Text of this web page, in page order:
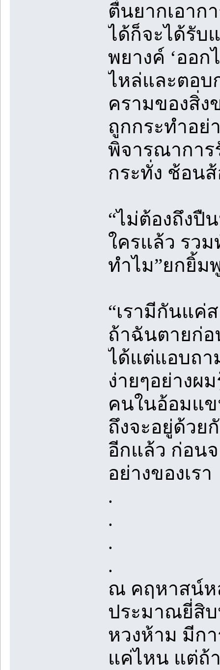
ตื่นยากเอาก
ได้ก็จะได้รับ
พยางค์ ‘ออ
ไหล่และตอบ
ครามของสิ่ง
ถูกกระทำอย่
พิจารณาการ
กระทั่ง ช้อน
“ไม่ต้องถึงปื
ใครแล้ว รว
ทำไม”ยกยิ้ม
“เรามีกันแค่
ถ้าฉันตายก่
ได้แต่แอบถา
ง่ายๆอย่างผ
คนในอ้อมแ
ถึงจะอยู่ด้วย
อีกแล้ว ก่อน
อย่างของเรา
.
.
.
.
ณ คฤหาสน์ห
ประมาณยี่สิบ
หวงห้าม มีก
แค่ไหน แต่ถ้